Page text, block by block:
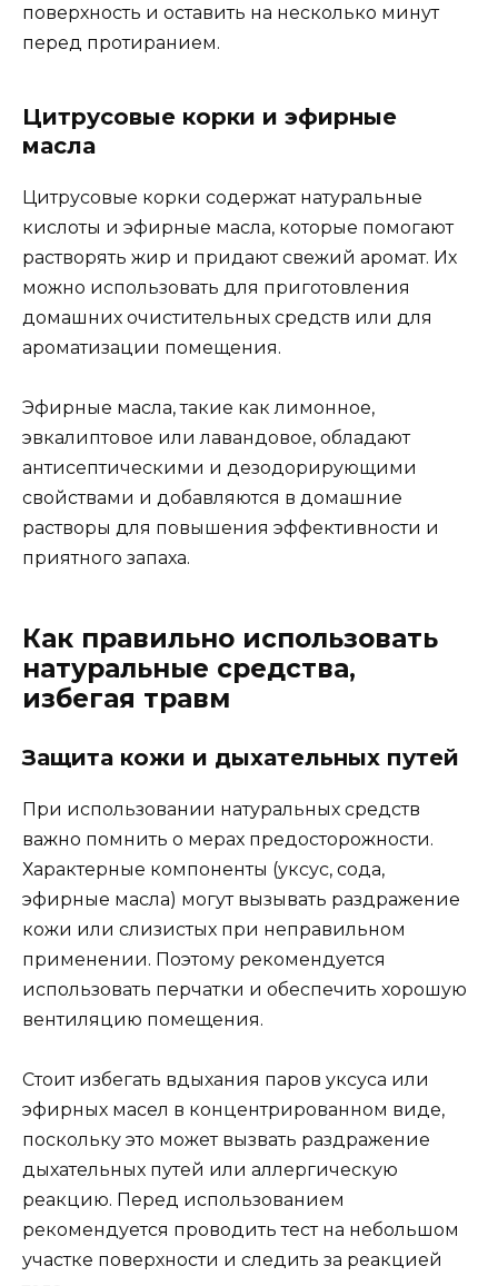
поверхность и оставить на несколько минут
перед протиранием.
Цитрусовые корки и эфирные
масла
Цитрусовые корки содержат натуральные
кислоты и эфирные масла, которые помогают
растворять жир и придают свежий аромат. Их
можно использовать для приготовления
домашних очистительных средств или для
ароматизации помещения.
Эфирные масла, такие как лимонное,
эвкалиптовое или лавандовое, обладают
антисептическими и дезодорирующими
свойствами и добавляются в домашние
растворы для повышения эффективности и
приятного запаха.
Как правильно использовать
натуральные средства,
избегая травм
Защита кожи и дыхательных путей
При использовании натуральных средств
важно помнить о мерах предосторожности.
Характерные компоненты (уксус, сода,
эфирные масла) могут вызывать раздражение
кожи или слизистых при неправильном
применении. Поэтому рекомендуется
использовать перчатки и обеспечить хорошую
вентиляцию помещения.
Стоит избегать вдыхания паров уксуса или
эфирных масел в концентрированном виде,
поскольку это может вызвать раздражение
дыхательных путей или аллергическую
реакцию. Перед использованием
рекомендуется проводить тест на небольшом
участке поверхности и следить за реакцией